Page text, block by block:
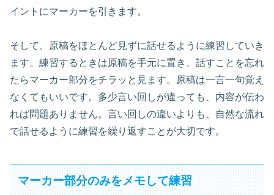
イントにマーカーを引きます。
そして、原稿をほとんど見ずに話せるように練習していき
ます。練習するときは原稿を手元に置き、話すことを忘れ
たらマーカー部分をチラッと見ます。原稿は一言一句覚え
なくてもいいです。多少言い回しが違っても、内容が伝わ
れば問題ありません。言い回しの違いよりも、自然な流れ
で話せるように練習を繰り返すことが大切です。
マーカー部分のみをメモして練習